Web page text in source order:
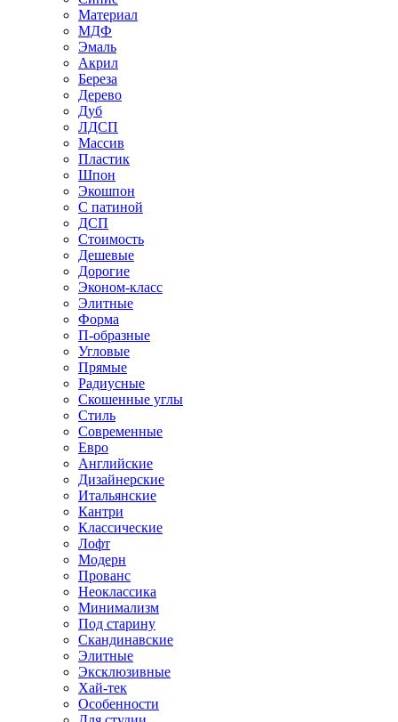
Материал
МДФ
Эмаль
Акрил
Береза
Дерево
Дуб
ЛДСП
Массив
Пластик
Шпон
Экошпон
С патиной
ДСП
Стоимость
Дешевые
Дорогие
Эконом-класс
Элитные
Форма
П-образные
Угловые
Прямые
Радиусные
Скошенные углы
Стиль
Современные
Евро
Английские
Дизайнерские
Итальянские
Кантри
Классические
Лофт
Модерн
Прованс
Неоклассика
Минимализм
Под старину
Скандинавские
Элитные
Эксклюзивные
Хай-тек
Особенности